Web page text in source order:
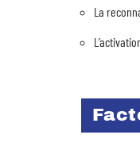
La